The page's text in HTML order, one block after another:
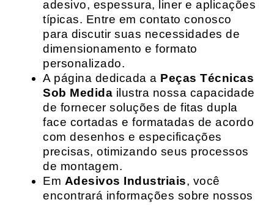
adesivo, espessura, liner e aplicações
típicas. Entre em contato conosco
para discutir suas necessidades de
dimensionamento e formato
personalizado.
A página dedicada a Peças Técnicas
Sob Medida ilustra nossa capacidade
de fornecer soluções de fitas dupla
face cortadas e formatadas de acordo
com desenhos e especificações
precisas, otimizando seus processos
de montagem.
Em Adesivos Industriais, você
encontrará informações sobre nossos